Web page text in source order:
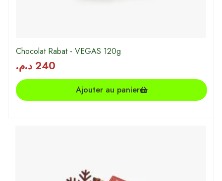
Chocolat Rabat - VEGAS 120g
240 د.م.
Ajouter au panier